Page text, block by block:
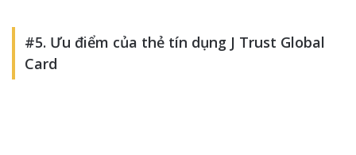
#5. Ưu điểm của thẻ tín dụng J Trust Global
Card